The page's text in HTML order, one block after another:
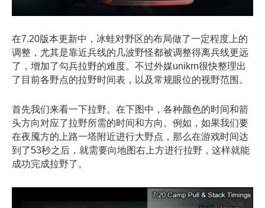
在7.20版本更新中，冰蛙对野区的布局做了一定程度上的
调整，尤其是靠近兵线的几波野怪都被调整得离兵线更远
了，增加了勾兵拉野的难度。不过外媒unikrn很快整理出
了目前各野点的拉野时间表，以及常规眼位的视野范围。
首先我们来看一下拉野。在下图中，各种颜色的时间和箭
头方向对应了拉野所需的时间和方向。例如，如果我们要
在夜魇方的上路一塔附近进行大野点，那么在游戏时间达
到了53秒之后，就需要向地图右上方进行拉野，这样就能
成功完成拉野了。